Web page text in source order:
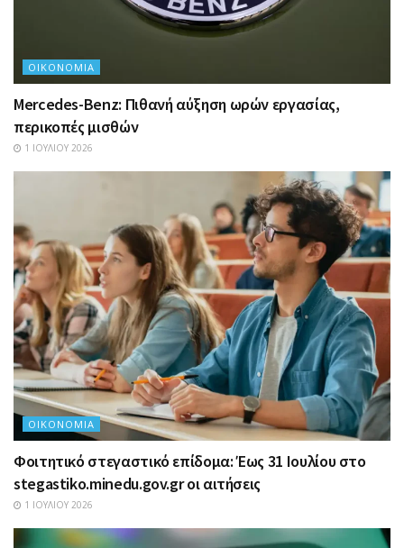
ΟΙΚΟΝΟΜΊΑ
Mercedes-Benz: Πιθανή αύξηση ωρών εργασίας,
περικοπές μισθών
1 ΙΟΥΛΊΟΥ 2026
ΟΙΚΟΝΟΜΊΑ
Φοιτητικό στεγαστικό επίδομα: Έως 31 Ιουλίου στο
stegastiko.minedu.gov.gr οι αιτήσεις
1 ΙΟΥΛΊΟΥ 2026